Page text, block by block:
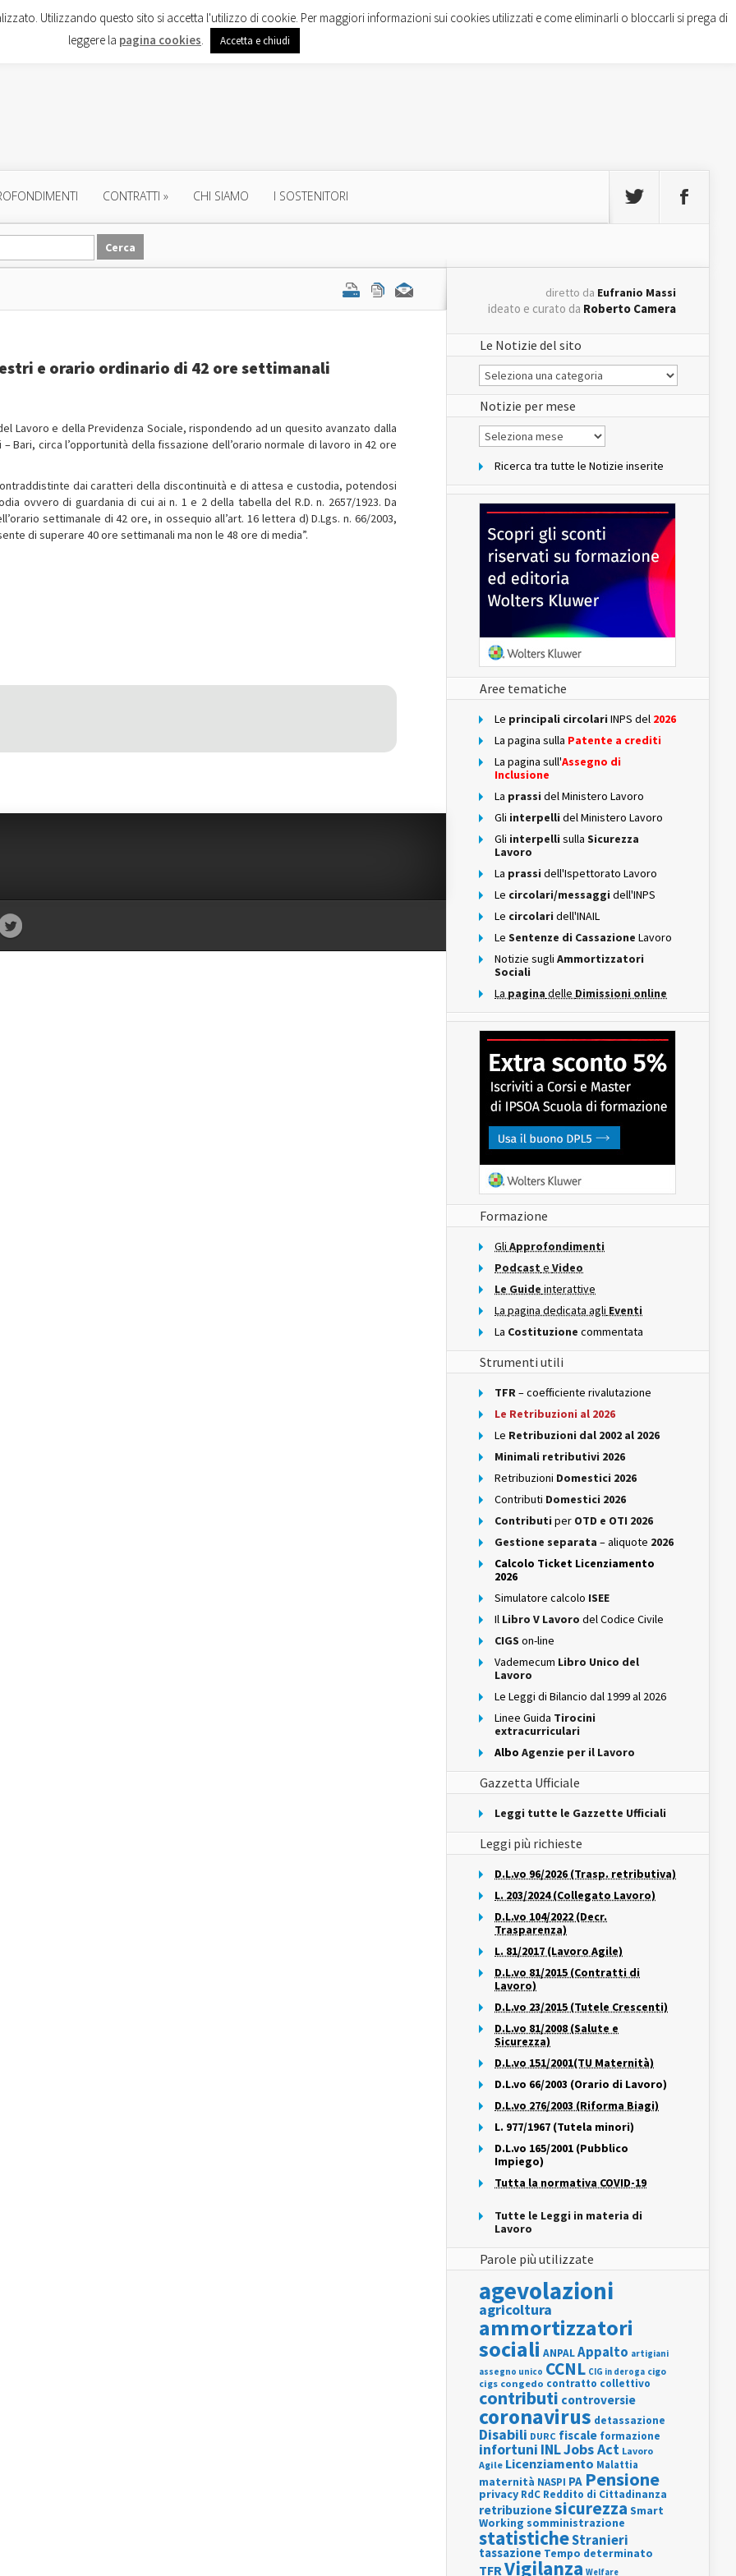
CONTRATTI » CHI SIAMO I SOSTENITORI
e orario ordinario di 42 ore settimanali
Lavoro e della Previdenza Sociale, rispondendo ad un quesito avanzato dalla
Bari, circa l’opportunità della fissazione dell’orario normale di lavoro in 42 ore
dai caratteri della discontinuità e di attesa e custodia, potendosi
ovvero di guardania di cui ai n. 1 e 2 della tabella del R.D. n. 2657/1923. Da
settimanale di 42 ore, in ossequio all’art. 16 lettera d) D.Lgs. n. 66/2003,
di superare 40 ore settimanali ma non le 48 ore di media”.
diretto da Eufranio Massi
ideato e curato da Roberto Camera
Le Notizie del sito
Le
Notizie
del
sito
Notizie per mese
Notizie
per
Ricerca tra tutte le Notizie inserite
Aree tematiche
Le principali circolari INPS del 2026
La pagina sulla Patente a crediti
La pagina sull'Assegno di
Inclusione
La prassi del Ministero Lavoro
Gli interpelli del Ministero Lavoro
Gli interpelli sulla Sicurezza
Lavoro
La prassi dell'Ispettorato Lavoro
Le circolari/messaggi dell'INPS
Le circolari dell'INAIL
Le Sentenze di Cassazione Lavoro
Notizie sugli Ammortizzatori
Sociali
La pagina delle Dimissioni online
Formazione
Gli Approfondimenti
Podcast e Video
Le Guide interattive
La pagina dedicata agli Eventi
La Costituzione commentata
Strumenti utili
TFR– coefficiente rivalutazione
Le Retribuzioni al 2026
Le Retribuzioni dal 2002 al 2026
Minimali retributivi 2026
Retribuzioni Domestici 2026
Contributi Domestici 2026
Contributi per OTD e OTI 2026
Gestione separata – aliquote 2026
Calcolo Ticket Licenziamento
2026
Simulatore calcolo ISEE
Il Libro V Lavoro del Codice Civile
CIGS on-line
Vademecum Libro Unico del
Lavoro
Le Leggi di Bilancio dal 1999 al 2026
Linee Guida Tirocini
extracurriculari
Albo Agenzie per il Lavoro
Gazzetta Ufficiale
Leggi tutte le Gazzette Ufficiali
Leggi più richieste
D.L.vo 96/2026 (Trasp. retributiva)
L. 203/2024 (Collegato Lavoro)
D.L.vo 104/2022 (Decr.
Trasparenza)
L. 81/2017 (Lavoro Agile)
D.L.vo 81/2015 (Contratti di
Lavoro)
D.L.vo 23/2015 (Tutele Crescenti)
D.L.vo 81/2008 (Salute e
Sicurezza)
D.L.vo 151/2001(TU Maternità)
D.L.vo 66/2003 (Orario di Lavoro)
D.L.vo 276/2003 (Riforma Biagi)
L. 977/1967 (Tutela minori)
D.L.vo 165/2001 (Pubblico
Impiego)
Tutta la normativa COVID-19
Tutte le Leggi in materia di
Lavoro
Parole più utilizzate
agevolazioni
agricoltura
ammortizzatori
sociali ANPALAppalto artigiani
assegno unico CCNL CIG in deroga cigo
cigs congedo contratto collettivo
contributi controversie
coronavirus detassazione
Disabili DURC fiscale formazione
infortuni INLJobs Act Lavoro
Agile Licenziamento Malattia
maternità NASPI PA Pensione
privacy RdC Reddito di Cittadinanza
retribuzionesicurezza Smart
Working somministrazione
statisticheStranieri
tassazione Tempo determinato
TFRVigilanza Welfare
Utilizzando questo sito si accetta l'utilizzo di cookie. Per maggiori informazioni sui cookies utilizzati e come eliminarli o bloccarli si prega di
leggere la pagina cookies. Accetta e chiudi